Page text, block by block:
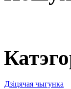
Дзіцячая чыгунка